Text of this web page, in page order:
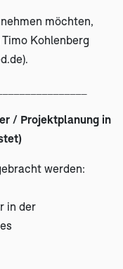
möchten,
Kohlenberg
).
/ Projektplanung in
werden:
in der